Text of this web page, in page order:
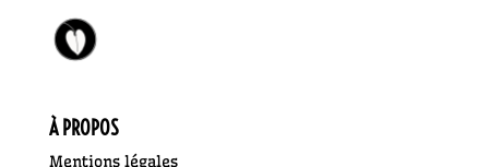
À PROPOS
Mentions légales